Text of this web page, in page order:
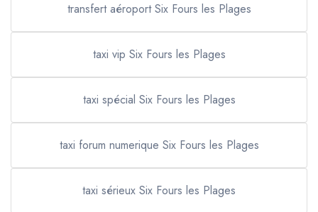
transfert aéroport Six Fours les Plages
taxi vip Six Fours les Plages
taxi spécial Six Fours les Plages
taxi forum numerique Six Fours les Plages
taxi sérieux Six Fours les Plages